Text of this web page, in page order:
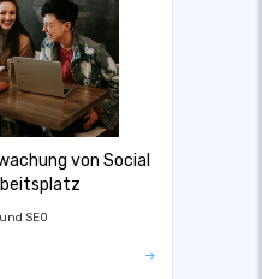
von Social
SEO